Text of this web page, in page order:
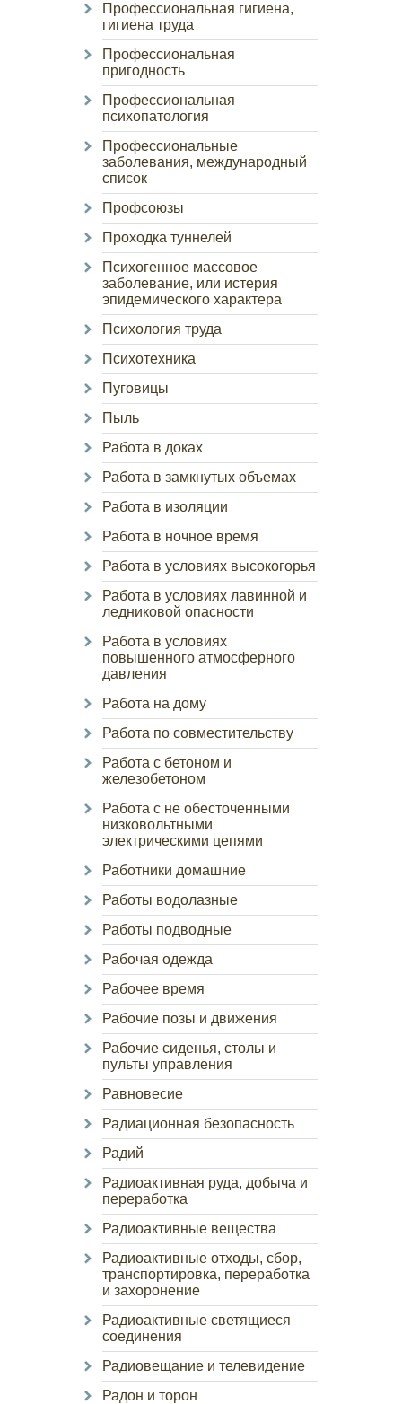
Профессиональная гигиена,
гигиена труда
Профессиональная
пригодность
Профессиональная
психопатология
Профессиональные
заболевания, международный
список
Профсоюзы
Проходка туннелей
Психогенное массовое
заболевание, или истерия
эпидемического характера
Психология труда
Психотехника
Пуговицы
Пыль
Работа в доках
Работа в замкнутых объемах
Работа в изоляции
Работа в ночное время
Работа в условиях высокогорья
Работа в условиях лавинной и
ледниковой опасности
Работа в условиях
повышенного атмосферного
давления
Работа на дому
Работа по совместительству
Работа с бетоном и
железобетоном
Работа с не обесточенными
низковольтными
электрическими цепями
Работники домашние
Работы водолазные
Работы подводные
Рабочая одежда
Рабочее время
Рабочие позы и движения
Рабочие сиденья, столы и
пульты управления
Равновесие
Радиационная безопасность
Радий
Радиоактивная руда, добыча и
переработка
Радиоактивные вещества
Радиоактивные отходы, сбор,
транспортировка, переработка
и захоронение
Радиоактивные светящиеся
соединения
Радиовещание и телевидение
Радон и торон